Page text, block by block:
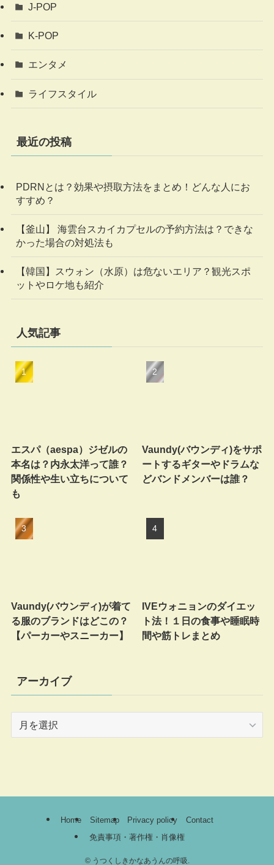
J-POP
K-POP
エンタメ
ライフスタイル
最近の投稿
PDRNとは？効果や摂取方法をまとめ！どんな人にお
すすめ？
【釜山】 海雲台スカイカプセルの予約方法は？できな
かった場合の対処法も
【韓国】スウォン（水原）は危ないエリア？観光スポ
ットやロケ地も紹介
人気記事
エスパ（aespa）ジゼルの
本名は？内永太洋って誰？
関係性や生い立ちについて
も
Vaundy(バウンディ)をサポ
ートするギターやドラムな
どバンドメンバーは誰？
Vaundy(バウンディ)が着て
る服のブランドはどこの？
【パーカーやスニーカー】
IVEウォニョンのダイエッ
ト法！１日の食事や睡眠時
間や筋トレまとめ
アーカイブ
Home Sitemap Privacy policy
Contact
免責事項・著作権・肖像権
©うつくしきかなあうんの呼吸.